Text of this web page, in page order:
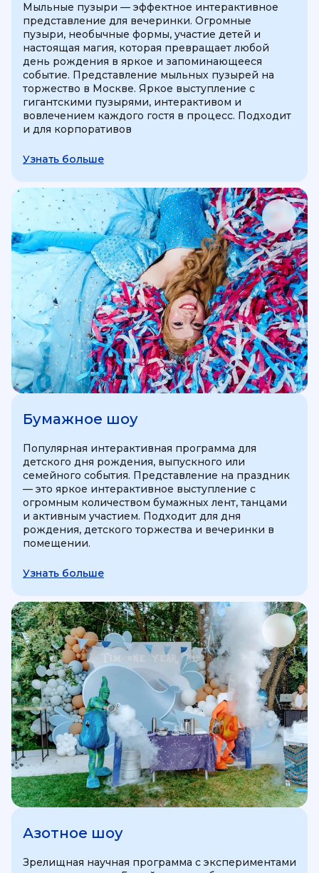
Мыльные пузыри — эффектное интерактивное
представление для вечеринки. Огромные
пузыри, необычные формы, участие детей и
настоящая магия, которая превращает любой
день рождения в яркое и запоминающееся
событие. Представление мыльных пузырей на
торжество в Москве. Яркое выступление с
гигантскими пузырями, интерактивом и
вовлечением каждого гостя в процесс. Подходит
и для корпоративов
Узнать больше
Бумажное шоу
Популярная интерактивная программа для
детского дня рождения, выпускного или
семейного события. Представление на праздник
— это яркое интерактивное выступление с
огромным количеством бумажных лент, танцами
и активным участием. Подходит для дня
рождения, детского торжества и вечеринки в
помещении.
Узнать больше
Азотное шоу
Зрелищная научная программа с экспериментами